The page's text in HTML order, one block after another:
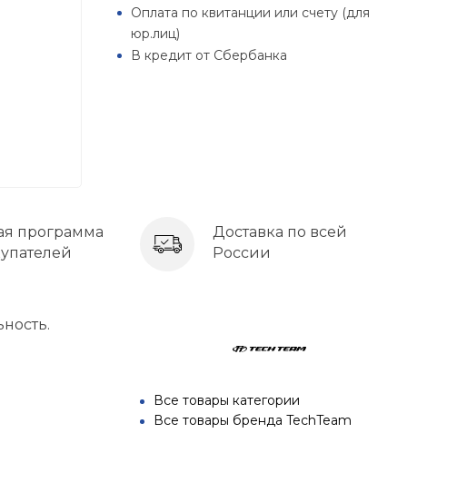
Оплата по квитанции или счету (для
юр.лиц)
В кредит от Сбербанка
программа
Доставка по всей
России
Все товары категории
Все товары бренда TechTeam